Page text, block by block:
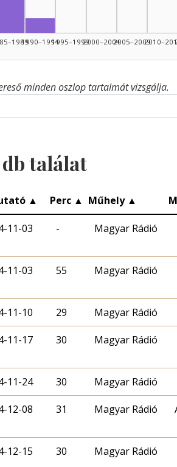
Fordító, 1990–1994: 1
1990–19941995–19992000–20042005–2009
minden oszlop tartalmát vizsgálja.
db találat
▲ Perc ▲ Műhely ▲
11-03 - Magyar Rádió
11-03 55 Magyar Rádió
11-10 29 Magyar Rádió
11-17 30 Magyar Rádió
11-24 30 Magyar Rádió
12-08 31 Magyar Rádió
12-15 30 Magyar Rádió